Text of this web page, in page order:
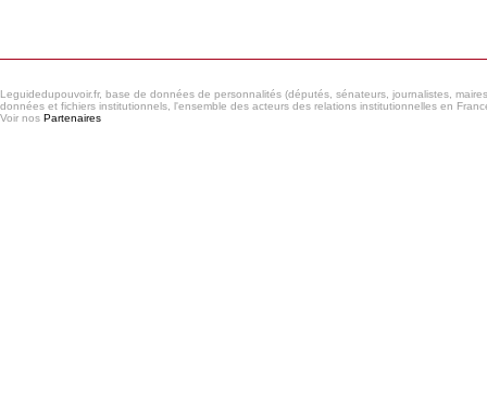
Leguidedupouvoir.fr, base de données de personnalités (députés, sénateurs, journalistes,
données et fichiers institutionnels, l'ensemble des acteurs des relations institutionnelles en
Voir nos Partenaires